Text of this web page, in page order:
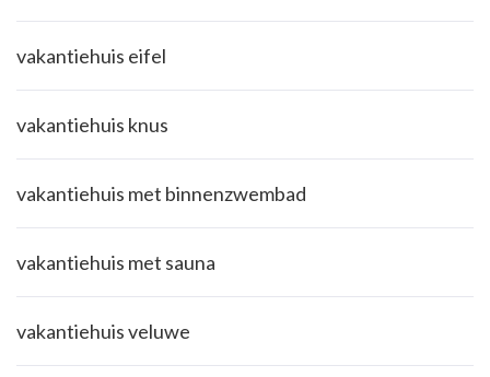
vakantiehuis eifel
vakantiehuis knus
vakantiehuis met binnenzwembad
vakantiehuis met sauna
vakantiehuis veluwe